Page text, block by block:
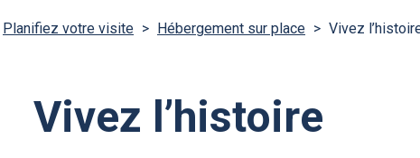
Planifiez votre visite > Hébergement sur place > Vivez
Vivez l’histoire